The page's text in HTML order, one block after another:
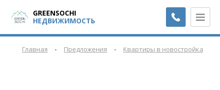
GREENSOCHI
НЕДВИЖИМОСТЬ
Главная - Предложения - Квартиры в новостройках